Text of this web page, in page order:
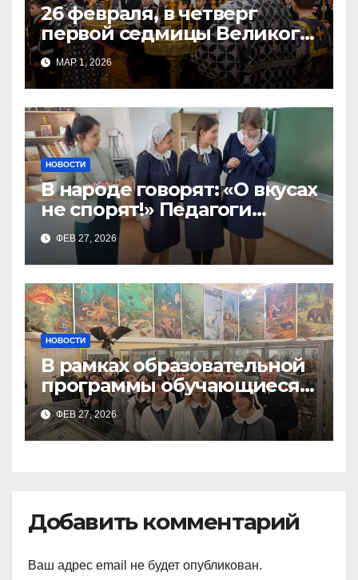
26 февраля, в четверг
первой седмицы Великого
Поста, в Свято-Никольском
храме состоялось Великое
МАР 1, 2026
НОВОСТИ
В народе говорят: «О вкусах
не спорят!» Педагоги
поварского отделения
Тимченко О.О.
ФЕВ 27, 2026
НОВОСТИ
В рамках образовательной
программы обучающиеся
9а,8,9б классов посетили
зоологический музей и
ФЕВ 27, 2026
Добавить комментарий
Ваш адрес email не будет опубликован.